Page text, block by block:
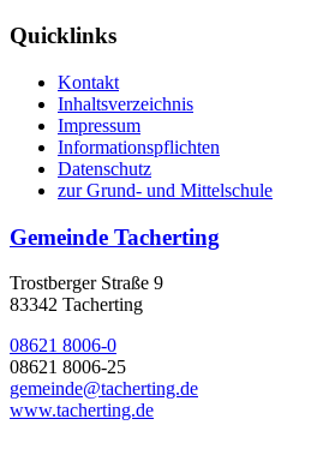
Quicklinks
Kontakt
Inhaltsverzeichnis
Impressum
Informationspflichten
Datenschutz
zur Grund- und Mittelschule
Gemeinde Tacherting
Trostberger Straße 9
83342 Tacherting
08621 8006-0
08621 8006-25
gemeinde@tacherting.de
www.tacherting.de